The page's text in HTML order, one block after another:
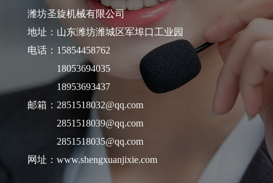
潍坊圣旋机械有限公司
地址：山东潍坊潍城区军埠口工业园
电话：15854458762
18053694035
18953693437
邮箱：2851518032@qq.com
2851518039@qq.com
2851518035@qq.com
网址：www.shengxuanjixie.com